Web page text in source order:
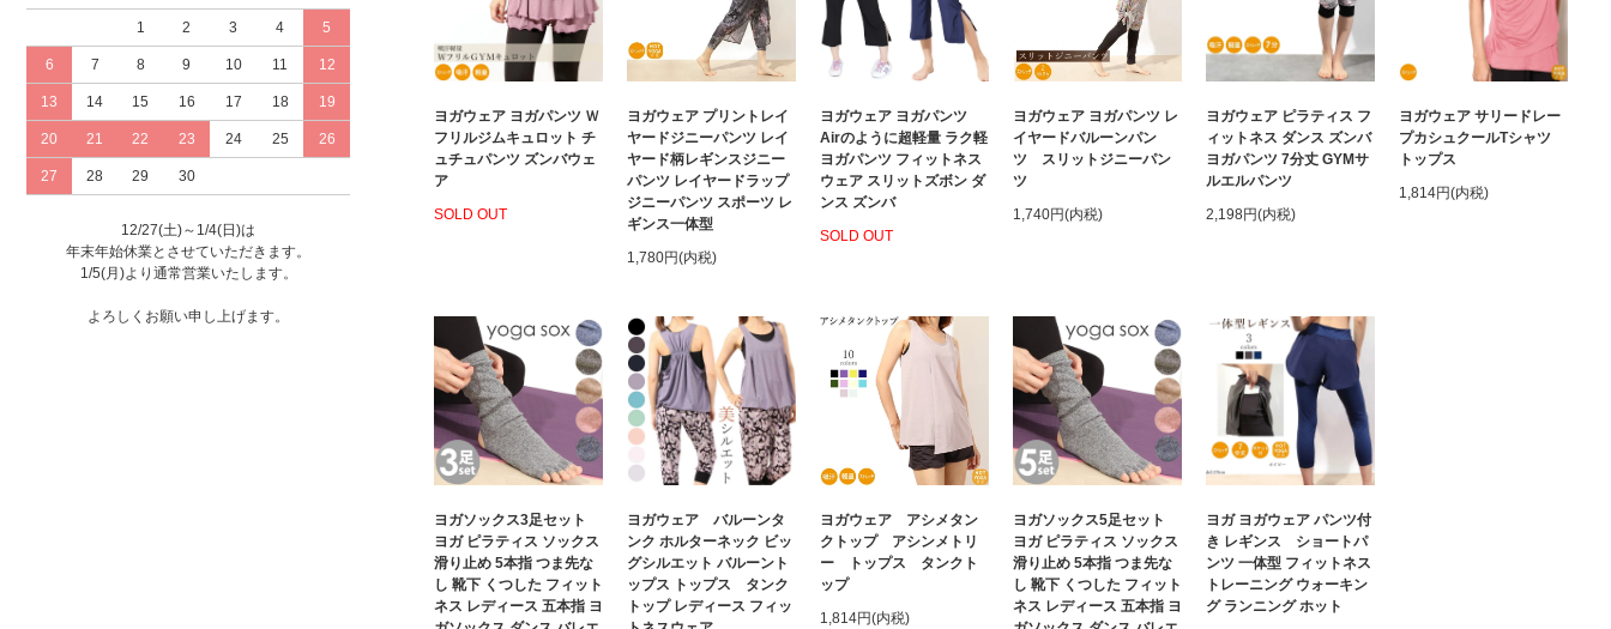
1 2 3 4 5
6 7 8 9 10 11 12
13 14 15 16 17 18 19
20 21 22 23 24 25 26
27 28 29 30
12/27(土)～1/4(日)は
年末年始休業とさせていただきます。
1/5(月)より通常営業いたします。
よろしくお願い申し上げます。
ヨガウェア ヨガパンツ Ｗ
フリルジムキュロット チ
ュチュパンツ ズンバウェ
ア
SOLD OUT
ヨガウェア プリントレイ
ヤードジニーパンツ レイ
ヤード柄レギンスジニー
パンツ レイヤードラップ
ジニーパンツ スポーツ レ
ギンス一体型
1,780円(内税)
ヨガウェア ヨガパンツ
Airのように超軽量 ラク軽
ヨガパンツ フィットネス
ウェア スリットズボン ダ
ンス ズンバ
SOLD OUT
ヨガウェア ヨガパンツ レ
イヤードバルーンパン
ツ スリットジニーパン
ツ
1,740円(内税)
ヨガウェア ピラティス フ
ィットネス ダンス ズンバ
ヨガパンツ 7分丈 GYMサ
ルエルパンツ
2,198円(内税)
ヨガウェア サリードレー
プカシュクールTシャツ
トップス
1,814円(内税)
ヨガソックス3足セット
ヨガ ピラティス ソックス
滑り止め 5本指 つま先な
し 靴下 くつした フィット
ネス レディース 五本指 ヨ
ヨガウェア バルーンタ
ンク ホルターネック ビッ
グシルエット バルーント
ップス トップス タンク
トップ レディース フィッ
ヨガウェア アシメタン
クトップ アシンメトリ
ー トップス タンクト
ップ
1,814円(内税)
ヨガソックス5足セット
ヨガ ピラティス ソックス
滑り止め 5本指 つま先な
し 靴下 くつした フィット
ネス レディース 五本指 ヨ
ヨガ ヨガウェア パンツ付
き レギンス ショートパ
ンツ 一体型 フィットネス
トレーニング ウォーキン
グ ランニング ホット